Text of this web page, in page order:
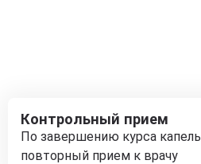
Контрольный прием
По завершению курса
повторный прием к врачу